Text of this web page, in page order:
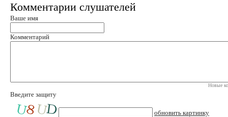
Комментарии слушателей
Ваше имя
Комментарий
Новые
Введите защиту
обновить картинку